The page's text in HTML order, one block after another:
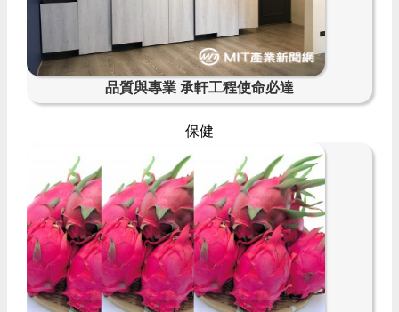
品質與專業 承軒工程使命必達
保健